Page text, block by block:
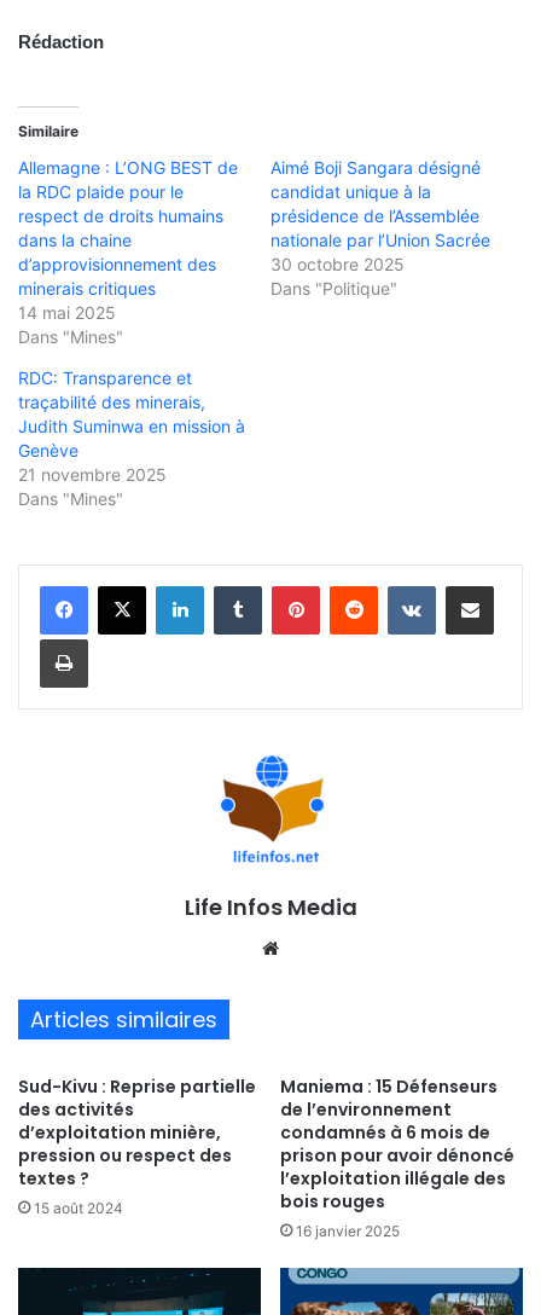
Rédaction
Similaire
Allemagne : L’ONG BEST de
la RDC plaide pour le
respect de droits humains
dans la chaine
d’approvisionnement des
minerais critiques
14 mai 2025
Dans "Mines"
Aimé Boji Sangara désigné
candidat unique à la
présidence de l’Assemblée
nationale par l’Union Sacrée
30 octobre 2025
Dans "Politique"
RDC: Transparence et
traçabilité des minerais,
Judith Suminwa en mission à
Genève
21 novembre 2025
Dans "Mines"
Life Infos Media
Articles similaires
Sud-Kivu : Reprise partielle
des activités
d’exploitation minière,
pression ou respect des
textes ?
15 août 2024
Maniema : 15 Défenseurs
de l’environnement
condamnés à 6 mois de
prison pour avoir dénoncé
l’exploitation illégale des
bois rouges
16 janvier 2025